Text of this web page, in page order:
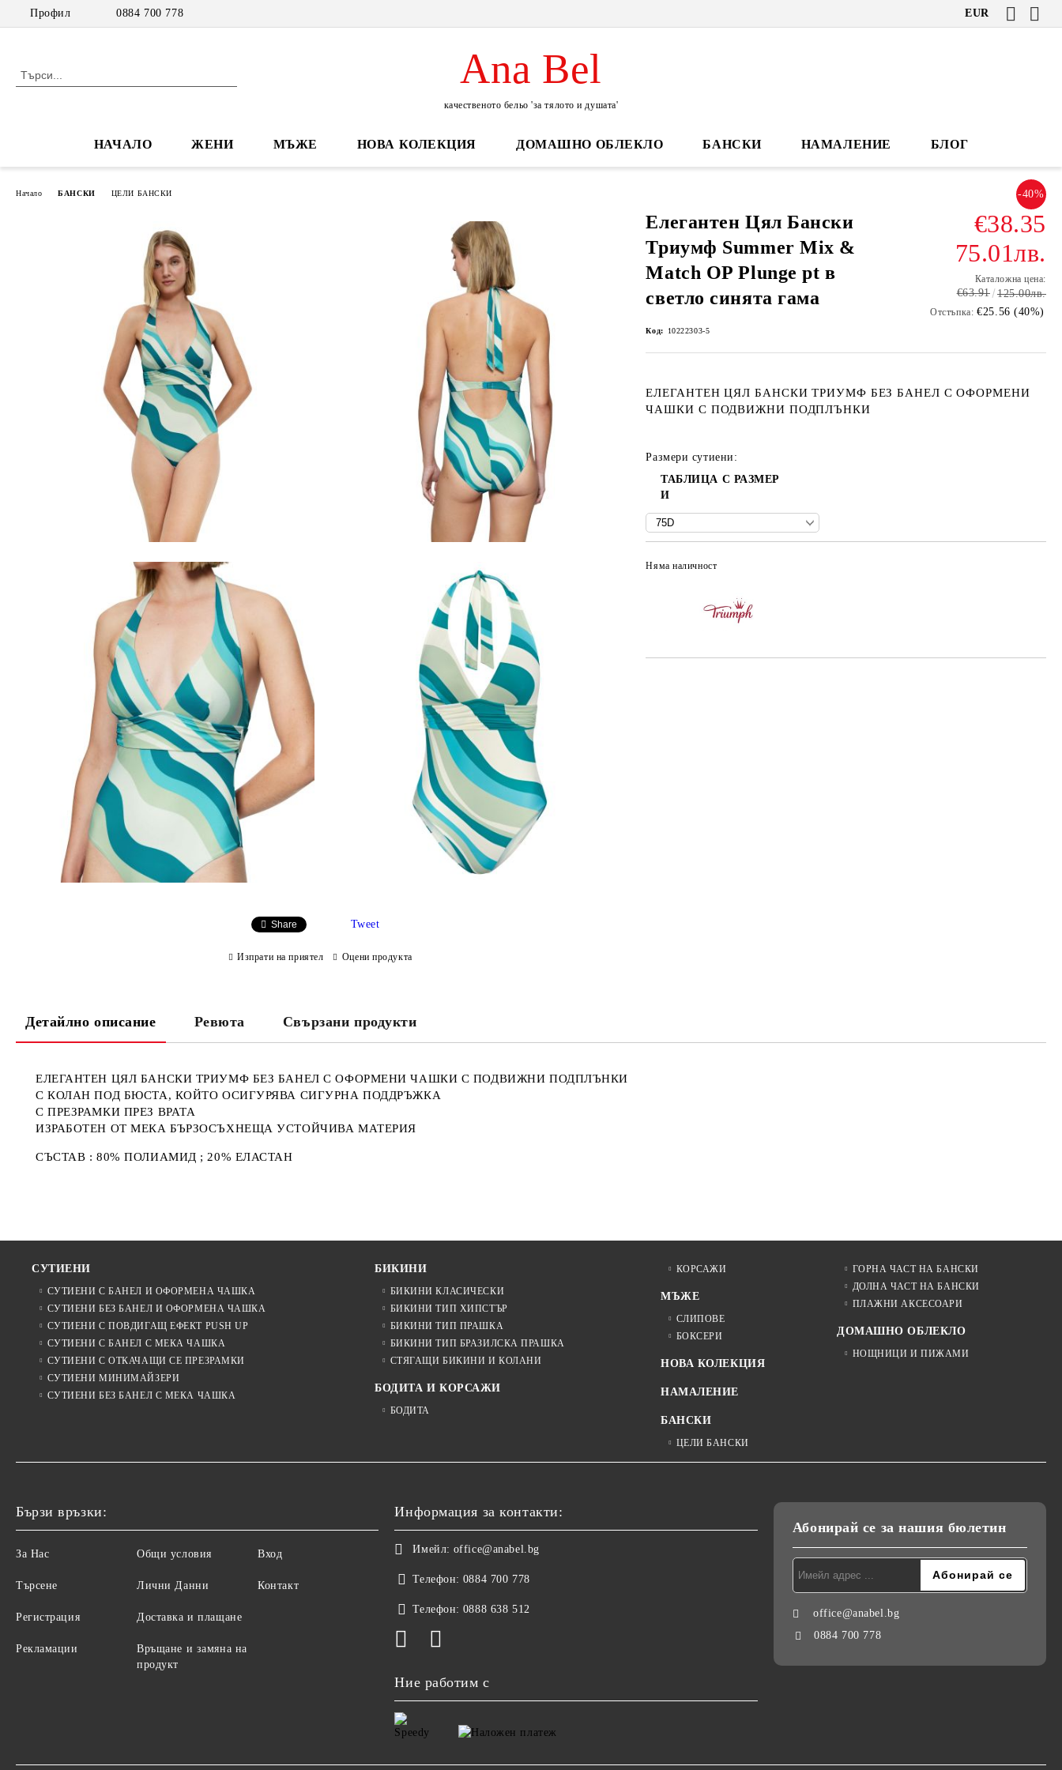
Профил 0884 700 778 EUR
Ana Bel
качественото бельо 'за тялото и душата'
НАЧАЛО ЖЕНИ МЪЖЕ НОВА КОЛЕКЦИЯ ДОМАШНО ОБЛЕКЛО БАНСКИ НАМАЛЕНИЕ БЛОГ
Начало БАНСКИ ЦЕЛИ БАНСКИ
Елегантен Цял Бански
Триумф Summer Mix &
Match OP Plunge pt в
светло синята гама
-40%
€38.35
75.01лв.
Каталожна цена:
€63.91 125.00лв.
Отстъпка: €25.56 (40%)
Код: 10222303-5
ЕЛЕГАНТЕН ЦЯЛ БАНСКИ ТРИУМФ БЕЗ БАНЕЛ С ОФОРМЕНИ
ЧАШКИ С ПОДВИЖНИ ПОДПЛЪНКИ
Размери сутиени:
ТАБЛИЦА С РАЗМЕР
И
Няма наличност
Share Tweet
Изпрати на приятел Оцени продукта
Детайлно описание Ревюта Свързани продукти
ЕЛЕГАНТЕН ЦЯЛ БАНСКИ ТРИУМФ БЕЗ БАНЕЛ С ОФОРМЕНИ ЧАШКИ С ПОДВИЖНИ ПОДПЛЪНКИ
С КОЛАН ПОД БЮСТА, КОЙТО ОСИГУРЯВА СИГУРНА ПОДДРЪЖКА
С ПРЕЗРАМКИ ПРЕЗ ВРАТА
ИЗРАБОТЕН ОТ МЕКА БЪРЗОСЪХНЕЩА УСТОЙЧИВА МАТЕРИЯ
СЪСТАВ : 80% ПОЛИАМИД ; 20% ЕЛАСТАН
СУТИЕНИ
СУТИЕНИ С БАНЕЛ И ОФОРМЕНА ЧАШКА
СУТИЕНИ БЕЗ БАНЕЛ И ОФОРМЕНА ЧАШКА
СУТИЕНИ С ПОВДИГАЩ ЕФЕКТ PUSH UP
СУТИЕНИ С БАНЕЛ С МЕКА ЧАШКА
СУТИЕНИ С ОТКАЧАЩИ СЕ ПРЕЗРАМКИ
СУТИЕНИ МИНИМАЙЗЕРИ
СУТИЕНИ БЕЗ БАНЕЛ С МЕКА ЧАШКА
БИКИНИ
БИКИНИ КЛАСИЧЕСКИ
БИКИНИ ТИП ХИПСТЪР
БИКИНИ ТИП ПРАШКА
БИКИНИ ТИП БРАЗИЛСКА ПРАШКА
СТЯГАЩИ БИКИНИ И КОЛАНИ
БОДИТА И КОРСАЖИ
БОДИТА
КОРСАЖИ
МЪЖЕ
СЛИПОВЕ
БОКСЕРИ
НОВА КОЛЕКЦИЯ
НАМАЛЕНИЕ
БАНСКИ
ЦЕЛИ БАНСКИ
ГОРНА ЧАСТ НА БАНСКИ
ДОЛНА ЧАСТ НА БАНСКИ
ПЛАЖНИ АКСЕСОАРИ
ДОМАШНО ОБЛЕКЛО
НОЩНИЦИ И ПИЖАМИ
Бързи връзки:
За Нас
Търсене
Регистрация
Рекламации
Общи условия
Лични Данни
Доставка и плащане
Връщане и замяна на
продукт
Вход
Контакт
Информация за контакти:
Имейл: office@anabel.bg
Телефон: 0884 700 778
Телефон: 0888 638 512
Ние работим с
Абонирай се за нашия бюлетин
office@anabel.bg
0884 700 778